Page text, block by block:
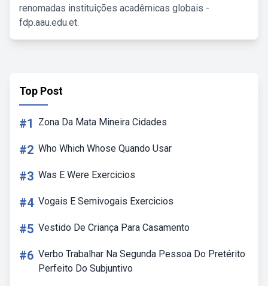
renomadas instituições acadêmicas globais -
fdp.aau.edu.et.
Top Post
#1 Zona Da Mata Mineira Cidades
#2 Who Which Whose Quando Usar
#3 Was E Were Exercicios
#4 Vogais E Semivogais Exercicios
#5 Vestido De Criança Para Casamento
#6 Verbo Trabalhar Na Segunda Pessoa Do Pretérito
Perfeito Do Subjuntivo